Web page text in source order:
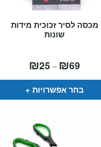
מכסה לסיר זכוכית מידות
שונות
₪25 – ₪69
⁦₪25⁩
עד
בחר אפשרויות